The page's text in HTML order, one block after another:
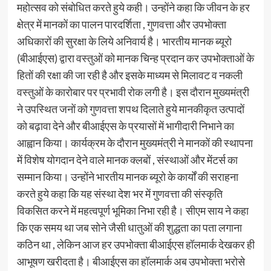
महोत्सव को संबोधित करते हुये कही। उन्होंने कहा कि जीवन के हर
क्षेत्र में मानकों का पालन पारदर्शिता , गुणवत्ता और उपभोक्ता
अधिकारों की सुरक्षा के लिये अनिवार्य है। भारतीय मानक ब्यूरो
(बीआईएस) द्वारा वस्तुओं को मानक चिन्ह प्रदान कर उपभोक्ताओं के
हितों की रक्षा की जा रही है और इसके माध्यम से मिलावट व नकली
वस्तुओं के कारोबार पर प्रभावी रोक लगी है। इस दौरान मुख्यमंत्री
ने उपस्थित जनों को गुणवत्ता शपथ दिलाते हुये मानकीकृत उत्पादों
को बढ़ावा देने और बीआईएस के प्रयासों में भागीदारी निभाने का
आह्वान किया।‌ कार्यक्रम के दौरान मुख्यमंत्री ने मानकों की स्थापना
में विशेष योगदान देने वाले मानक क्लबों , संस्थाओं और मेंटर्स का
सम्मान किया। उन्होंने भारतीय मानक ब्यूरो के कार्यों की सराहना
करते हुये कहा कि यह संस्था देश भर में गुणवत्ता की संस्कृति
विकसित करने में महत्वपूर्ण भूमिका निभा रही है। सीएम साय ने कहा
कि एक समय था जब सोने जैसी धातुओं की शुद्धता का पता लगाना
कठिन था , लेकिन आज हर उपभोक्ता बीआईएस हॉलमार्क देखकर ही
आभूषण खरीदता है। बीआईएस का हॉलमार्क अब उपभोक्ता भरोसे